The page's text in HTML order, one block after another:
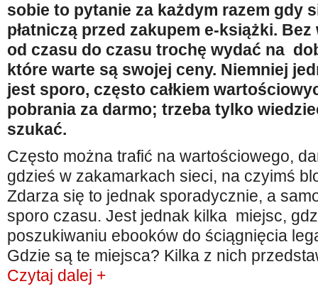
sobie to pytanie za każdym razem gdy
płatniczą przed zakupem e-książki.
od czasu do czasu trochę wydać na
które warte są swojej ceny. Niemniej
jest sporo, często całkiem
pobrania za darmo; trzeba tylko
szukać.
Często można trafić na wartościowego,
gdzieś w zakamarkach sieci, na czyimś
Zdarza się to jednak sporadycznie, a
sporo czasu. Jest jednak kilka miejsc,
poszukiwaniu ebooków do ściągnięcia
Gdzie są te miejsca? Kilka z nich
Czytaj dalej +